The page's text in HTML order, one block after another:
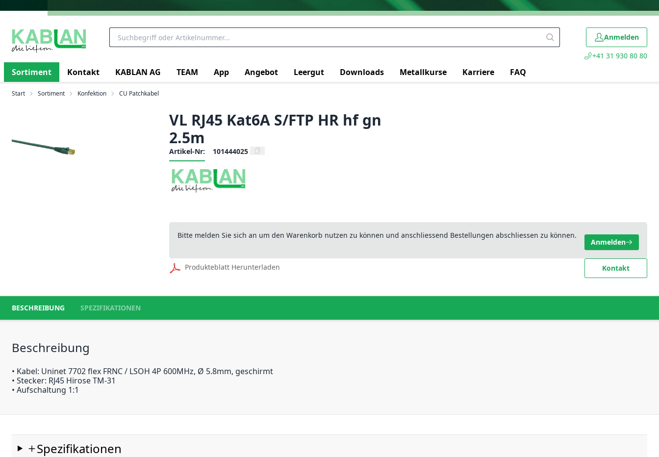
Anmelden
+41 31 930 80 80
Sortiment Kontakt KABLAN AG TEAM App Angebot Leergut Downloads Metallkurse Karriere FAQ
Start Sortiment Konfektion CU Patchkabel
VL RJ45 Kat6A S/FTP HR hf gn
2.5m
Artikel-Nr: 101444025
Bitte melden Sie sich an um den Warenkorb nutzen zu können und anschliessend Bestellungen abschliessen zu können.
Anmelden
Produkteblatt Herunterladen Kontakt
BESCHREIBUNG SPEZIFIKATIONEN
Beschreibung
• Kabel: Uninet 7702 flex FRNC / LSOH 4P 600MHz, Ø 5.8mm, geschirmt
• Stecker: RJ45 Hirose TM-31
• Aufschaltung 1:1
Spezifikationen